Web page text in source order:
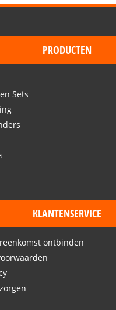
PRODUCTEN
Sets
KLANTENSERVICE
ontbinden